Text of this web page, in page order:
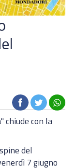
chiude con la
del
7 giugno